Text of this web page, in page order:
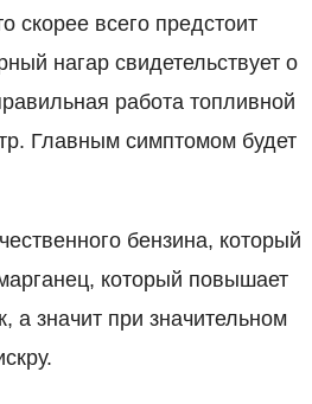
всего предстоит
нагар свидетельствует о
работа топливной
Главным симптомом будет
бензина, который
который повышает
а значит при значительном